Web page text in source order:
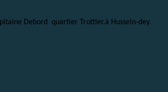
Debord quartier Trottier.à Hussein-dey.